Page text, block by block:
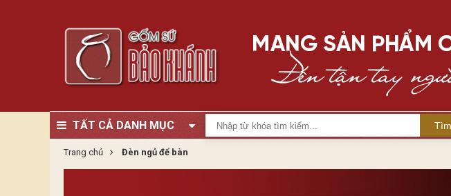
TẤT CẢ DANH MỤC
Trang chủ Đèn ngủ để bàn